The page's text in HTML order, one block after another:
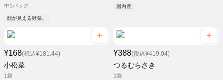
中1パック
顔が見える野菜。
国内産
¥168(税込¥181.44)
小松菜
1袋
¥388(税込¥419.04)
つるむらさき
1袋